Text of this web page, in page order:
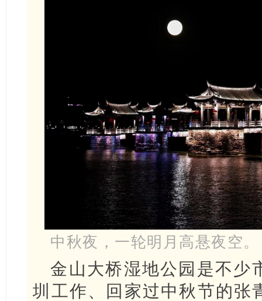
中秋夜，一轮明月高悬夜空。
金山大桥湿地公园是不少
圳工作、回家过中秋节的张